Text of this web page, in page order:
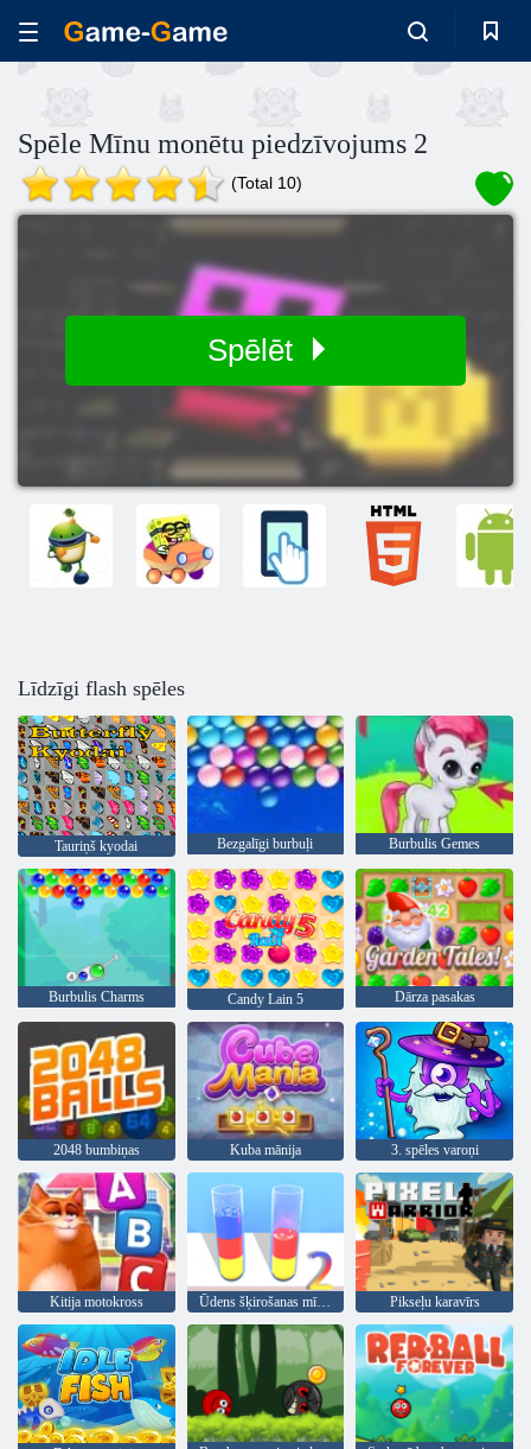
Spēle Mīnu monētu piedzīvojums 2
(Total 10)
Spēlēt
Līdzīgi flash spēles
Tauriņš kyodai Bezgalīgi burbuļi Burbulis Gemes
Burbulis Charms Candy Lain 5 Dārza pasakas
2048 bumbiņas Kuba mānija 3. spēles varoņi
Kitija motokross Ūdens šķirošanas mīkla 2 Pikseļu karavīrs